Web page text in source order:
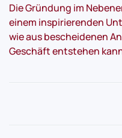
Die Gründung im
einem inspirierenden
wie aus bescheidenen
Geschäft entstehen